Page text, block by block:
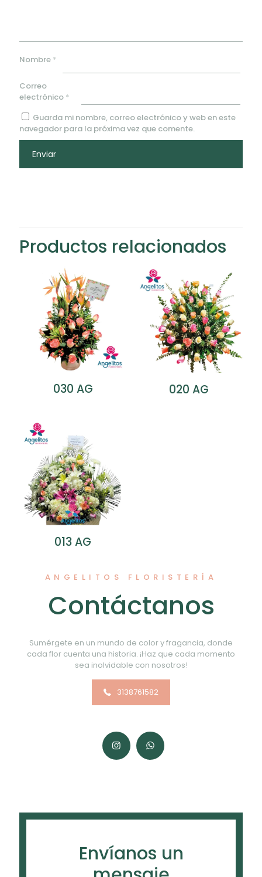
Nombre *
Correo
electrónico *
Guarda mi nombre, correo electrónico y web en este
navegador para la próxima vez que comente.
Productos relacionados
030 AG 020 AG
013 AG
ANGELITOS FLORISTERÍA
Contáctanos
Sumérgete en un mundo de color y fragancia, donde
cada flor cuenta una historia. ¡Haz que cada momento
sea inolvidable con nosotros!
3138761582
Envíanos un